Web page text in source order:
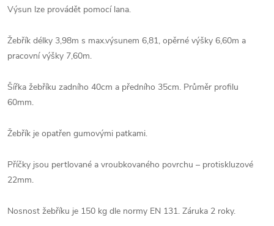
Výsun lze provádět pomocí lana.
Žebřík délky 3,98m s max.výsunem 6,81, opěrné výšky 6,60m a
pracovní výšky 7,60m.
Šířka žebříku zadního 40cm a předního 35cm. Průměr profilu
60mm.
Žebřík je opatřen gumovými patkami.
Příčky jsou pertlované a vroubkovaného povrchu – protiskluzové
22mm.
Nosnost žebříku je 150 kg dle normy EN 131. Záruka 2 roky.